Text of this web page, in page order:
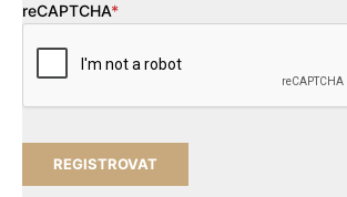
reCAPTCHA*